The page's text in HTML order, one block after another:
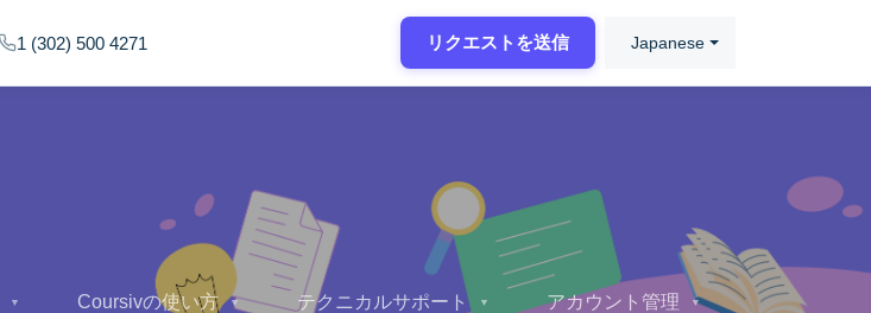
リクエストを送信
1 (302) 500 4271 Japanese
▼ Coursivの使い方 ▼ テクニカルサポート ▼ アカウント管理 ▼